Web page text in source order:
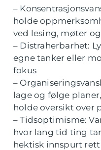
–
holde
ved lesing, møter
– Distraherbarhet:
egne tanker eller
fokus
–
lage og følge
holde oversikt over
– Tidsoptimisme:
hvor lang tid ting
hektisk innspurt